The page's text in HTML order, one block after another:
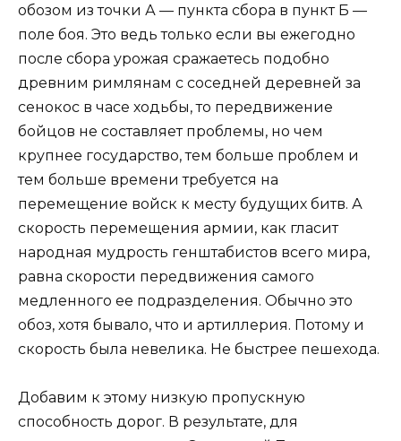
обозом из точки А — пункта сбора в пункт Б —
поле боя. Это ведь только если вы ежегодно
после сбора урожая сражаетесь подобно
древним римлянам с соседней деревней за
сенокос в часе ходьбы, то передвижение
бойцов не составляет проблемы, но чем
крупнее государство, тем больше проблем и
тем больше времени требуется на
перемещение войск к месту будущих битв. А
скорость перемещения армии, как гласит
народная мудрость генштабистов всего мира,
равна скорости передвижения самого
медленного ее подразделения. Обычно это
обоз, хотя бывало, что и артиллерия. Потому и
скорость была невелика. Не быстрее пешехода.
Добавим к этому низкую пропускную
способность дорог. В результате, для